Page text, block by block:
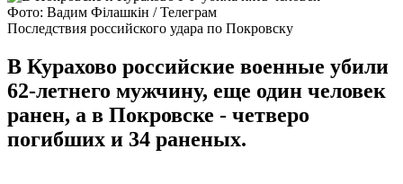
Фото: Вадим Філашкін / Телеграм
Последствия российского удара по Покровску
В Курахово российские военные убили
62-летнего мужчину, еще один человек
ранен, а в Покровске - четверо
погибших и 34 раненых.